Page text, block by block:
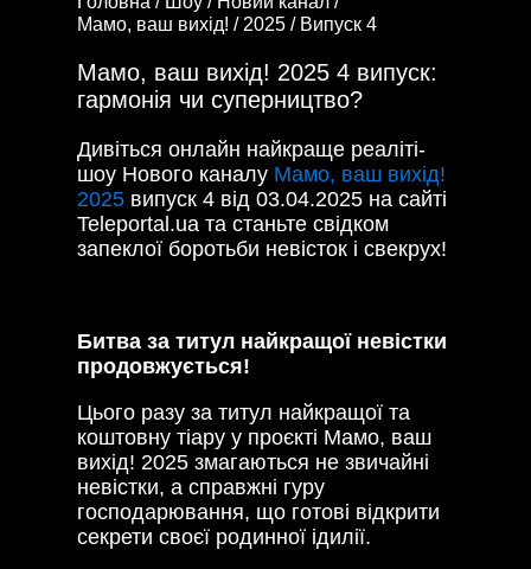
Мамо, ваш вихід! / 2025 / Випуск 4
Мамо, ваш вихід! 2025 4 випуск:
гармонія чи суперництво?
Дивіться онлайн найкраще реаліті-
шоу Нового каналу Мамо, ваш вихід!
2025 випуск 4 від 03.04.2025 на сайті
Teleportal.ua та станьте свідком
запеклої боротьби невісток і свекрух!
Битва за титул найкращої невістки
продовжується!
Цього разу за титул найкращої та
коштовну тіару у проєкті Мамо, ваш
вихід! 2025 змагаються не звичайні
невістки, а справжні гуру
господарювання, що готові відкрити
секрети своєї родинної ідилії.